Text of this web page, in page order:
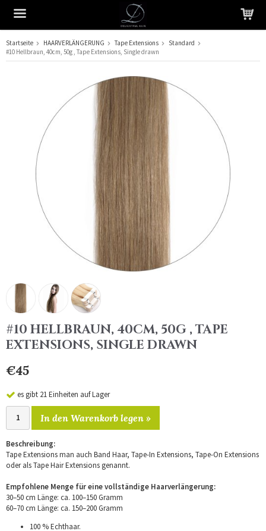
Das Produkt wurde in Ihren Warenkorb gelegt
Startseite HAARVERLÄNGERUNG Tape Extensions
Standard
#10 Hellbraun, 40cm, 50g , Tape Extensions, Single drawn
#10 HELLBRAUN, 40CM, 50G , TAPE
EXTENSIONS, SINGLE DRAWN
€45
es gibt 21 Einheiten auf Lager
In den Warenkorb legen »
Beschreibung:
Tape Extensions man auch Band Haar, Tape-In Extensions, Tape-On Extensions
oder als Tape Hair Extensions genannt.
Empfohlene Menge für eine vollständige Haarverlängerung:
30–50 cm Länge: ca. 100–150 Gramm
60–70 cm Länge: ca. 150–200 Gramm
100 % Echthaar.